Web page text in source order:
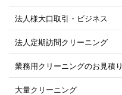
法人様大口取引・ビジネス
法人定期訪問クリーニング
業務用クリーニングのお見積り
大量クリーニング